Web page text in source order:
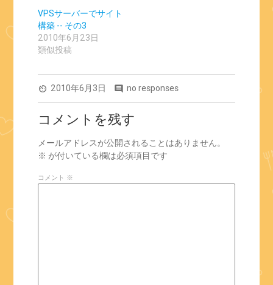
VPSサーバーでサイト
構築 -- その3
2010年6月23日
類似投稿
av_timer 2010年6月3日 comment no responses
コメントを残す
メールアドレスが公開されることはありません。
※ が付いている欄は必須項目です
コメント ※